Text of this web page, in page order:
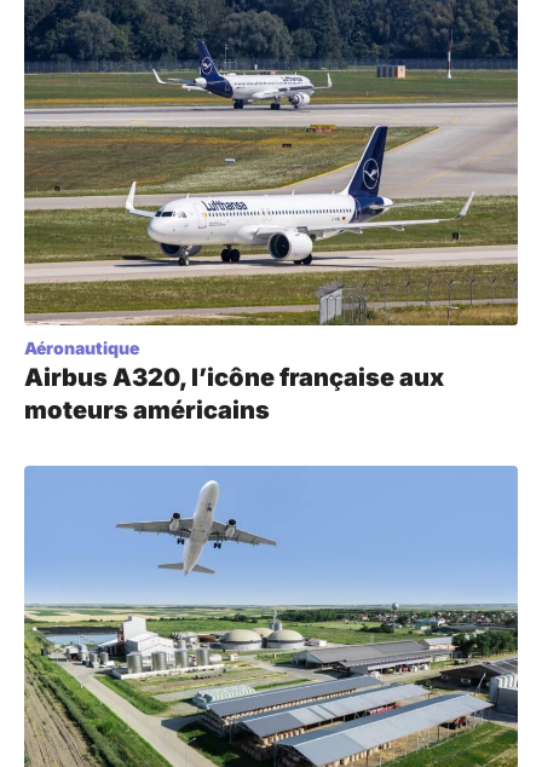
Aéronautique
Airbus A320, l’icône française aux
moteurs américains